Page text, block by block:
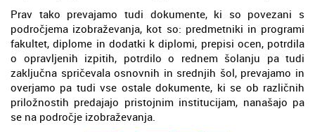
Prav tako prevajamo tudi dokumente, ki so povezani s
področjema izobraževanja, kot so: predmetniki in programi
fakultet, diplome in dodatki k diplomi, prepisi ocen, potrdila
o opravljenih izpitih, potrdilo o rednem šolanju pa tudi
zaključna spričevala osnovnih in srednjih šol, prevajamo in
overjamo pa tudi vse ostale dokumente, ki se ob različnih
priložnostih predajajo pristojnim institucijam, nanašajo pa
se na področje izobraževanja.